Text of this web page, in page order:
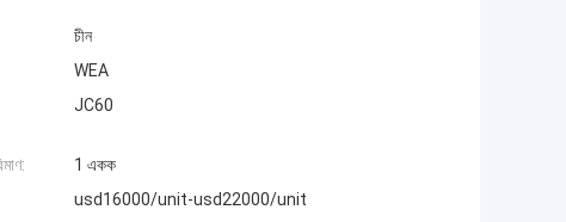
চীন
WEA
JC60
1 একক
usd16000/unit-usd22000/unit